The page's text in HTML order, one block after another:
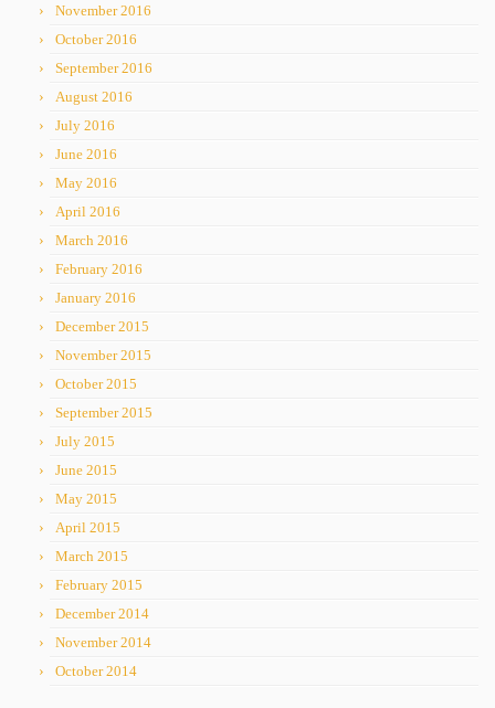
November 2016
October 2016
September 2016
August 2016
July 2016
June 2016
May 2016
April 2016
March 2016
February 2016
January 2016
December 2015
November 2015
October 2015
September 2015
July 2015
June 2015
May 2015
April 2015
March 2015
February 2015
December 2014
November 2014
October 2014